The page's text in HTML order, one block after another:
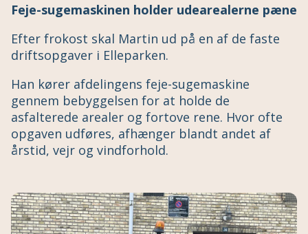
Feje-sugemaskinen holder udearealerne pæne
Efter frokost skal Martin ud på en af de faste
driftsopgaver i Elleparken.
Han kører afdelingens feje-sugemaskine
gennem bebyggelsen for at holde de
asfalterede arealer og fortove rene. Hvor ofte
opgaven udføres, afhænger blandt andet af
årstid, vejr og vindforhold.